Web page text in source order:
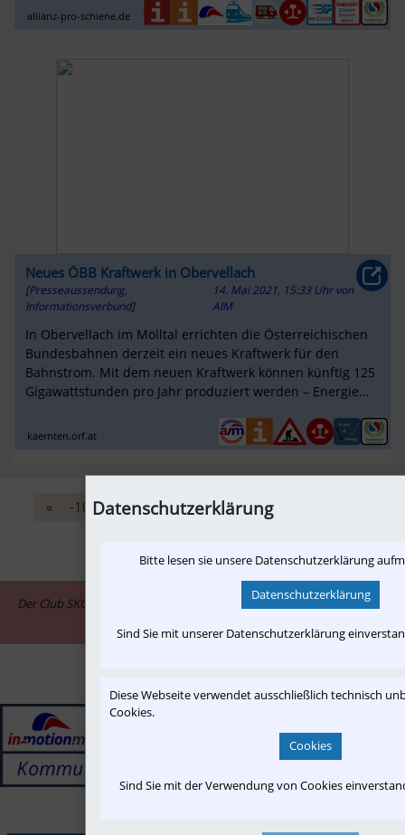
allianz-pro-schiene.de
Neues ÖBB Kraftwerk in Obervellach
[Presseaussendung,
Informationsverbund]
14. Mai 2021, 15:33 Uhr von
AIM
In Obervellach im Mölltal errichten die Österreichischen
Bundesbahnen derzeit ein neues Kraftwerk für den
Bahnstrom. Mit dem neuen Kraftwerk können künftig 125
Gigawattstunden pro Jahr produziert werden – Energie
kaernten.orf.at
« -10 ‹ 581 582 583 584 585
Der Club SKGLB ist assoziiertes Mitglied im Informationsnetzwerk "in-
Datenschutzerklärung
Bitte lesen sie unsere Datenschutzerklärung
Datenschutzerklärung
Sind Sie mit unserer Datenschutzerklärung
Diese Webseite verwendet ausschließlich technisch
Cookies.
Cookies
Sind Sie mit der Verwendung von Cookies